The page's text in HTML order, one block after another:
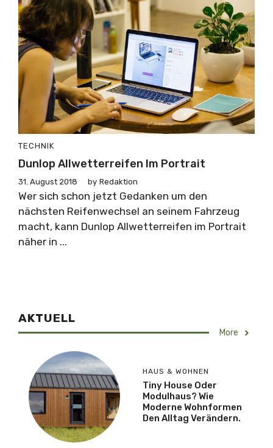
TECHNIK
Dunlop Allwetterreifen Im Portrait
31. August 2018 by Redaktion
Wer sich schon jetzt Gedanken um den
nächsten Reifenwechsel an seinem Fahrzeug
macht, kann Dunlop Allwetterreifen im Portrait
näher in ...
AKTUELL
More
HAUS & WOHNEN
Tiny House Oder
Modulhaus? Wie
Moderne Wohnformen
Den Alltag Verändern.